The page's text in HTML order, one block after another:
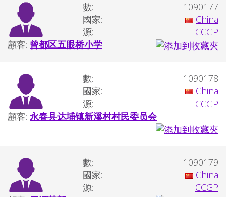
數:
1090177
國家:
China
源:
CCGP
顧客: 曾都区五眼桥小学
數:
1090178
國家:
China
源:
CCGP
顧客: 永春县达埔镇新溪村村民委员会
數:
1090179
國家:
China
源:
CCGP